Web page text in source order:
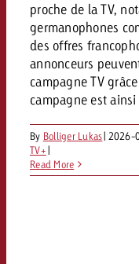
proche de la TV,
germanophones
des offres
annonceurs
campagne TV
campagne est
By Bolliger Lukas| 2026-
TV+|
Read More